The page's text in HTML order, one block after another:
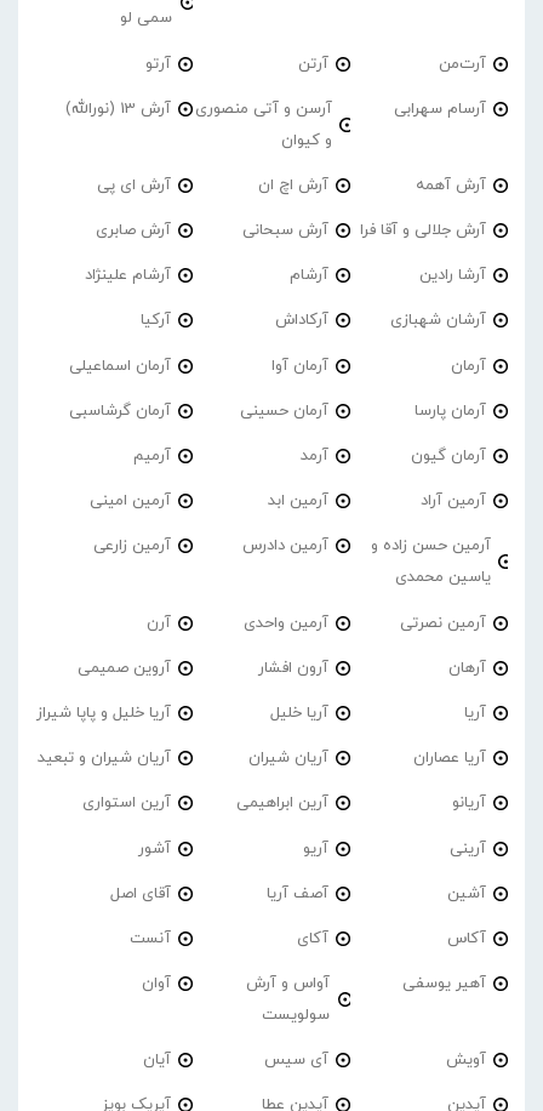
سمی لو
آرت‌من آرتن آرتو
آرسام سهرابی
آرسن و آتی منصوری
و کیوان
آرش 13 (نورالله)
آرش آهمه آرش اچ ان آرش ای پی
آرش جلالی و آقا فرا آرش سبحانی آرش صابری
آرشا رادین آرشام آرشام علینژاد
آرشان شهبازی آرکاداش آرکیا
آرمان آرمان آوا آرمان اسماعیلی
آرمان پارسا آرمان حسینی آرمان گرشاسبی
آرمان گیون آرمد آرمیم
آرمین آراد آرمین ابد آرمین امینی
آرمین حسن زاده و
یاسین محمدی
آرمین دادرس آرمین زارعی
آرمین نصرتی آرمین واحدی آرن
آرهان آرون افشار آروین صمیمی
آریا آریا خلیل آریا خلیل و پاپا شیراز
آریا عصاران آریان شیران آریان شیران و تبعید
آریانو آرین ابراهیمی آرین استواری
آرینی آریو آشور
آشین آصف آریا آقای اصل
آکاس آکای آنست
آهیر یوسفی
آواس و آرش
سولویست
آوان
آویش آی سیس آیان
آیدین آیدین عطا آیریک بویز